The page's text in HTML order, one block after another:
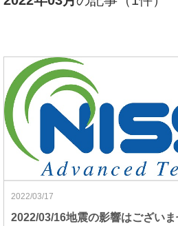
048-477-7331 受付時
2022/03/17
2022/03/16地震の影響はござい